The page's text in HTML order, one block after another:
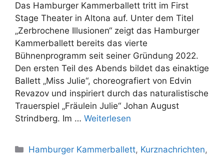
Das Hamburger Kammerballett tritt im First
Stage Theater in Altona auf. Unter dem Titel
„Zerbrochene Illusionen“ zeigt das Hamburger
Kammerballett bereits das vierte
Bühnenprogramm seit seiner Gründung 2022.
Den ersten Teil des Abends bildet das einaktige
Ballett „Miss Julie“, choreografiert von Edvin
Revazov und inspiriert durch das naturalistische
Trauerspiel „Fräulein Julie“ Johan August
Strindberg. Im … Weiterlesen
Kategorien
Hamburger Kammerballett, Kurznachrichten,